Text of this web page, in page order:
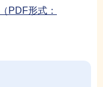
PDF形式：